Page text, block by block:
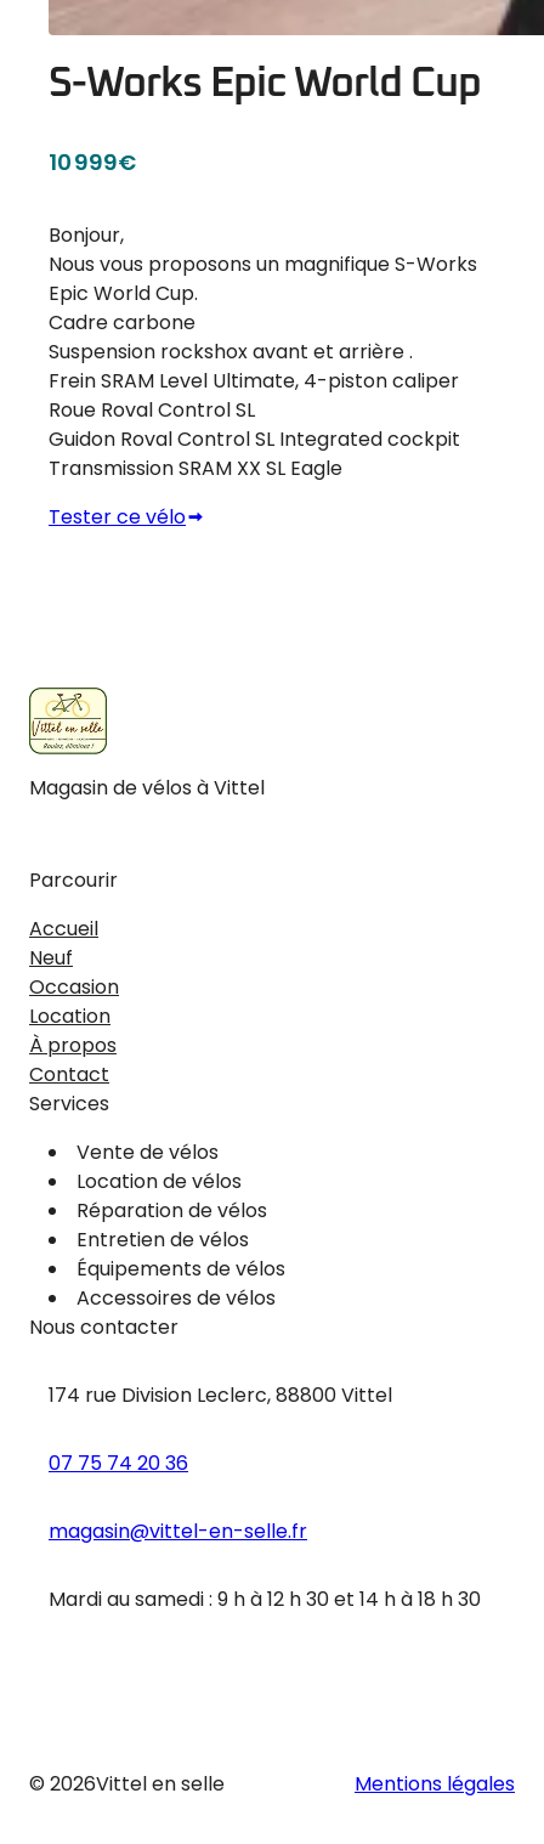
S-Works Epic World Cup
10 999€
Bonjour,
Nous vous proposons un magnifique S-Works
Epic World Cup.
Cadre carbone
Suspension rockshox avant et arrière .
Frein SRAM Level Ultimate, 4-piston caliper
Roue Roval Control SL
Guidon Roval Control SL Integrated cockpit
Transmission SRAM XX SL Eagle
Tester ce vélo
Magasin de vélos à Vittel
Parcourir
Accueil
Neuf
Occasion
Location
À propos
Contact
Services
Vente de vélos
Location de vélos
Réparation de vélos
Entretien de vélos
Équipements de vélos
Accessoires de vélos
Nous contacter
174 rue Division Leclerc, 88800 Vittel
07 75 74 20 36
magasin@vittel-en-selle.fr
Mardi au samedi : 9 h à 12 h 30 et 14 h à 18 h 30
© 2026Vittel en selle Mentions légales